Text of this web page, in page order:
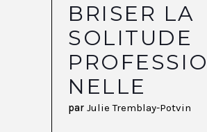
BRISER LA
SOLITUDE
NELLE
par Julie Tremblay-Potvin